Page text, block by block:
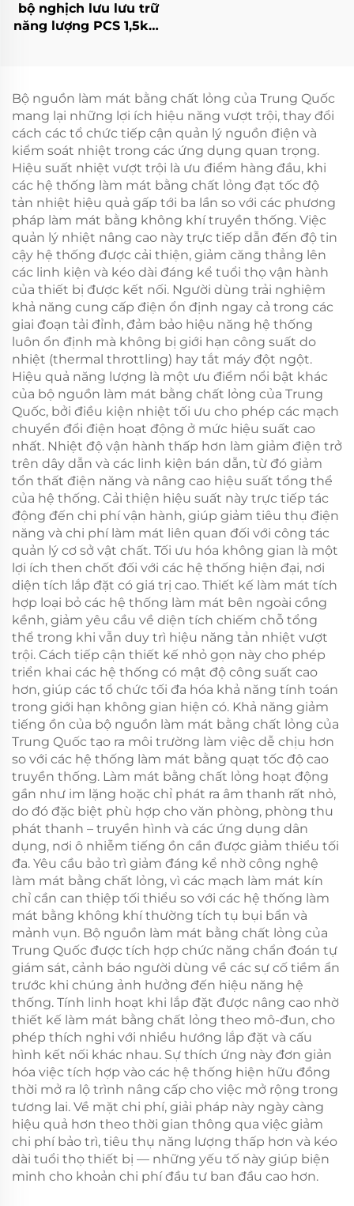
bộ nghịch lưu lưu trữ
năng lượng PCS 1,5kW
Bộ nguồn làm mát bằng chất lỏng của Trung Quốc
mang lại những lợi ích hiệu năng vượt trội, thay đổi
cách các tổ chức tiếp cận quản lý nguồn điện và
kiểm soát nhiệt trong các ứng dụng quan trọng.
Hiệu suất nhiệt vượt trội là ưu điểm hàng đầu, khi
các hệ thống làm mát bằng chất lỏng đạt tốc độ
tản nhiệt hiệu quả gấp tới ba lần so với các phương
pháp làm mát bằng không khí truyền thống. Việc
quản lý nhiệt nâng cao này trực tiếp dẫn đến độ tin
cậy hệ thống được cải thiện, giảm căng thẳng lên
các linh kiện và kéo dài đáng kể tuổi thọ vận hành
của thiết bị được kết nối. Người dùng trải nghiệm
khả năng cung cấp điện ổn định ngay cả trong các
giai đoạn tải đỉnh, đảm bảo hiệu năng hệ thống
luôn ổn định mà không bị giới hạn công suất do
nhiệt (thermal throttling) hay tắt máy đột ngột.
Hiệu quả năng lượng là một ưu điểm nổi bật khác
của bộ nguồn làm mát bằng chất lỏng của Trung
Quốc, bởi điều kiện nhiệt tối ưu cho phép các mạch
chuyển đổi điện hoạt động ở mức hiệu suất cao
nhất. Nhiệt độ vận hành thấp hơn làm giảm điện trở
trên dây dẫn và các linh kiện bán dẫn, từ đó giảm
tổn thất điện năng và nâng cao hiệu suất tổng thể
của hệ thống. Cải thiện hiệu suất này trực tiếp tác
động đến chi phí vận hành, giúp giảm tiêu thụ điện
năng và chi phí làm mát liên quan đối với công tác
quản lý cơ sở vật chất. Tối ưu hóa không gian là một
lợi ích then chốt đối với các hệ thống hiện đại, nơi
diện tích lắp đặt có giá trị cao. Thiết kế làm mát tích
hợp loại bỏ các hệ thống làm mát bên ngoài cồng
kềnh, giảm yêu cầu về diện tích chiếm chỗ tổng
thể trong khi vẫn duy trì hiệu năng tản nhiệt vượt
trội. Cách tiếp cận thiết kế nhỏ gọn này cho phép
triển khai các hệ thống có mật độ công suất cao
hơn, giúp các tổ chức tối đa hóa khả năng tính toán
trong giới hạn không gian hiện có. Khả năng giảm
tiếng ồn của bộ nguồn làm mát bằng chất lỏng của
Trung Quốc tạo ra môi trường làm việc dễ chịu hơn
so với các hệ thống làm mát bằng quạt tốc độ cao
truyền thống. Làm mát bằng chất lỏng hoạt động
gần như im lặng hoặc chỉ phát ra âm thanh rất nhỏ,
do đó đặc biệt phù hợp cho văn phòng, phòng thu
phát thanh – truyền hình và các ứng dụng dân
dụng, nơi ô nhiễm tiếng ồn cần được giảm thiểu tối
đa. Yêu cầu bảo trì giảm đáng kể nhờ công nghệ
làm mát bằng chất lỏng, vì các mạch làm mát kín
chỉ cần can thiệp tối thiểu so với các hệ thống làm
mát bằng không khí thường tích tụ bụi bẩn và
mảnh vụn. Bộ nguồn làm mát bằng chất lỏng của
Trung Quốc được tích hợp chức năng chẩn đoán tự
giám sát, cảnh báo người dùng về các sự cố tiềm ẩn
trước khi chúng ảnh hưởng đến hiệu năng hệ
thống. Tính linh hoạt khi lắp đặt được nâng cao nhờ
thiết kế làm mát bằng chất lỏng theo mô-đun, cho
phép thích nghi với nhiều hướng lắp đặt và cấu
hình kết nối khác nhau. Sự thích ứng này đơn giản
hóa việc tích hợp vào các hệ thống hiện hữu đồng
thời mở ra lộ trình nâng cấp cho việc mở rộng trong
tương lai. Về mặt chi phí, giải pháp này ngày càng
hiệu quả hơn theo thời gian thông qua việc giảm
chi phí bảo trì, tiêu thụ năng lượng thấp hơn và kéo
dài tuổi thọ thiết bị — những yếu tố này giúp biện
minh cho khoản chi phí đầu tư ban đầu cao hơn.